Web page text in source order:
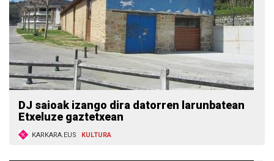
DJ saioak izango dira datorren larunbatean
Etxeluze gaztetxean
KARKARA.EUS KULTURA